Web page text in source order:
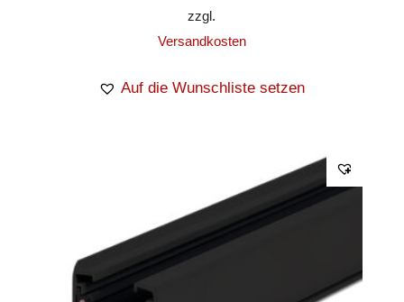
zzgl.
Versandkosten
Auf die Wunschliste setzen